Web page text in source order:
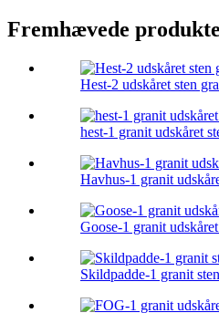
Fremhævede
Hest-2 udskåret sten
hest-1 granit udskåret
Havhus-1 granit
Goose-1 granit
Skildpadde-1 granit